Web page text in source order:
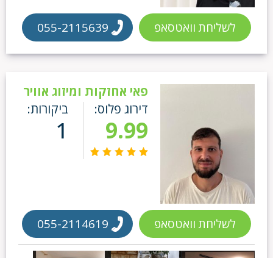
לשליחת וואטסאפ 055-2115639
פאי אחזקות ומיזוג אוויר
דירוג פלוס:
9.99
ביקורות:
1
לשליחת וואטסאפ 055-2114619